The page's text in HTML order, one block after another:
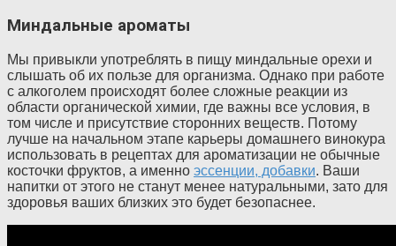
Миндальные ароматы
Мы привыкли употреблять в пищу миндальные орехи и
слышать об их пользе для организма. Однако при работе
с алкоголем происходят более сложные реакции из
области органической химии, где важны все условия, в
том числе и присутствие сторонних веществ. Потому
лучше на начальном этапе карьеры домашнего винокура
использовать в рецептах для ароматизации не обычные
косточки фруктов, а именно эссенции, добавки. Ваши
напитки от этого не станут менее натуральными, зато для
здоровья ваших близких это будет безопаснее.